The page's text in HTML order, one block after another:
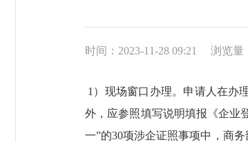
时间：2023-11-28 09:21 浏览量
1）现场窗口办理。申请人在办
外，应参照填写说明填报《企业
一”的30项涉企证照事项中，商